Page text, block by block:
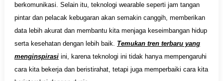
berkomunikasi. Selain itu, teknologi wearable seperti jam tangan
pintar dan pelacak kebugaran akan semakin canggih, memberikan
data lebih akurat dan membantu kita menjaga keseimbangan hidup
serta kesehatan dengan lebih baik. Temukan tren terbaru yang
menginspirasiini, karena teknologi ini tidak hanya mempengaruhi
cara kita bekerja dan beristirahat, tetapi juga memperbaiki cara kita